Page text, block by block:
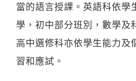
當的語言授課。英語科依學
學，初中部分班別，數學及
高中選修科亦依學生能力及
習和應試。